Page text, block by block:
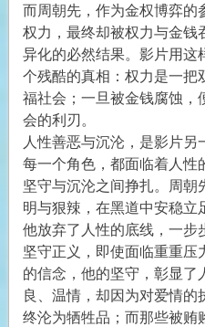
而周朝先，作为金权博弈的
权力，最终却被权力与金钱
异化的必然结果。影片用这
个残酷的真相：权力是一把
福社会；一旦被金钱腐蚀，
会的利刃。
人性善恶与沉沦，是影片
每一个角色，都面临着人性
坚守与沉沦之间挣扎。周朝
明与狠辣，在黑道中安稳立
他放弃了人性的底线，一步
坚守正义，即使面临重重压
的信念，他的坚守，彰显了
良、温情，却因为对爱情
终沦为牺牲品；而那些被贿